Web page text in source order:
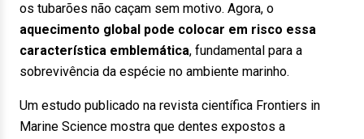
os tubarões não caçam sem motivo. Agora, o
aquecimento global pode colocar em risco essa
característica emblemática, fundamental para a
sobrevivência da espécie no ambiente marinho.
Um estudo publicado na revista científica Frontiers in
Marine Science mostra que dentes expostos a